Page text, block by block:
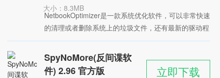
大小：8.3MB
时间：2022-05-25
星级：
NetbookOptimizer是一款系统优化软件，可以非常快速
的清理或者删除系统上的垃圾文件，还有最新的驱动程
序为所有的硬件，音频和视频设备
SpyNoMore(反间谍软
件) 2.96 官方版
立即下载